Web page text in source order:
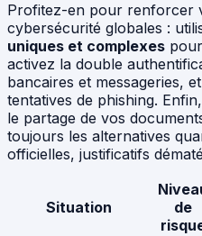
Profitez-en pour renforcer
cybersécurité globales :
uniques et complexes
activez la double
bancaires et messageries,
tentatives de phishing.
le partage de vos
toujours les alternatives
officielles, justificatifs
Situation
de